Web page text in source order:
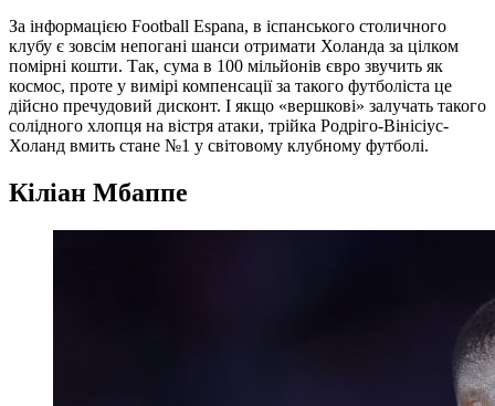
За інформацією Football Espana, в іспанського столичного
клубу є зовсім непогані шанси отримати Холанда за цілком
помірні кошти. Так, сума в 100 мільйонів євро звучить як
космос, проте у вимірі компенсації за такого футболіста це
дійсно пречудовий дисконт. І якщо «вершкові» залучать такого
солідного хлопця на вістря атаки, трійка Родріго-Вінісіус-
Холанд вмить стане №1 у світовому клубному футболі.
Кіліан Мбаппе